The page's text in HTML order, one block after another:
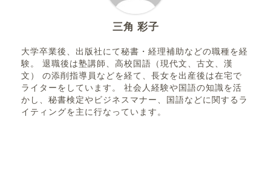
三角 彩子
大学卒業後、出版社にて秘書・経理補助などの職種を経
験。 退職後は塾講師、高校国語（現代文、古文、漢
文） の添削指導員などを経て、長女を出産後は在宅で
ライターをしています。 社会人経験や国語の知識を活
かし、秘書検定やビジネスマナー、国語などに関するラ
イティングを主に行なっています。